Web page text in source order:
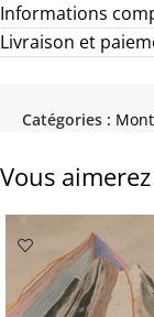
Informations
Livraison et
Catégories :
Vous